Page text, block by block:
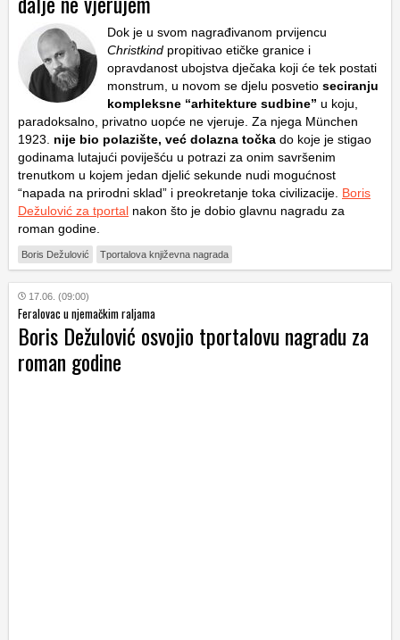
Dok je u svom nagrađivanom prvijencu
Christkind propitivao etičke granice i
opravdanost ubojstva dječaka koji će tek postati
monstrum, u novom se djelu posvetio seciranju
kompleksne “arhitekture sudbine” u koju,
paradoksalno, privatno uopće ne vjeruje. Za njega München
1923. nije bio polazište, već dolazna točka do koje je stigao
godinama lutajući poviješću u potrazi za onim savršenim
trenutkom u kojem jedan djelić sekunde nudi mogućnost
“napada na prirodni sklad” i preokretanje toka civilizacije. Boris
Dežulović za tportal nakon što je dobio glavnu nagradu za
roman godine.
Boris Dežulović Tportalova književna nagrada
17.06. (09:00)
Feralovac u njemačkim raljama
Boris Dežulović osvojio tportalovu nagradu za
roman godine